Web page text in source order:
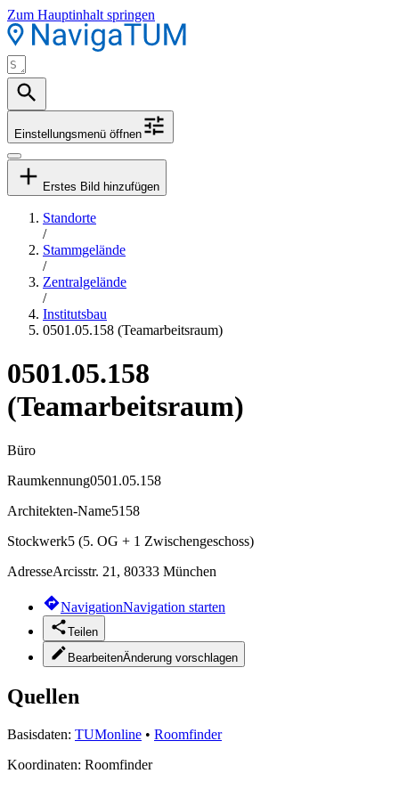
Zum Hauptinhalt springen
Einstellungsmenü öffnen
Erstes Bild hinzufügen
Standorte
/
Stammgelände
/
Zentralgelände
/
Institutsbau
0501.05.158 (Teamarbeitsraum)
0501.05.158
(Teamarbeitsraum)
Büro
Raumkennung0501.05.158
Architekten-Name5158
Stockwerk5 (5. OG + 1 Zwischengeschoss)
AdresseArcisstr. 21, 80333 München
NavigationNavigation starten
Teilen
BearbeitenÄnderung vorschlagen
Quellen
Basisdaten: TUMonline • Roomfinder
Koordinaten: Roomfinder